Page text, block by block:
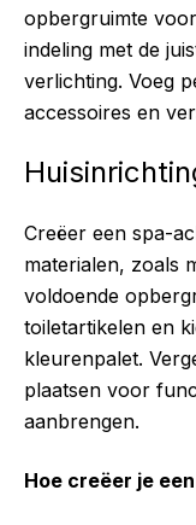
opbergruimte
indeling met de
verlichting. Voeg
accessoires en
Creëer een spa-
materialen, zoals
voldoende
toiletartikelen en
kleurenpalet.
plaatsen voor
aanbrengen.
Hoe creëer je